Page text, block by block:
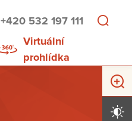
+420 532 197 111
Virtuální
prohlídka